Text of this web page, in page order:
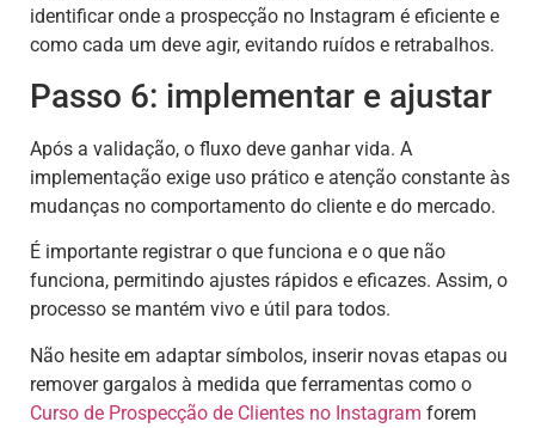
identificar onde a prospecção no Instagram é eficiente e
como cada um deve agir, evitando ruídos e retrabalhos.
Passo 6: implementar e ajustar
Após a validação, o fluxo deve ganhar vida. A
implementação exige uso prático e atenção constante às
mudanças no comportamento do cliente e do mercado.
É importante registrar o que funciona e o que não
funciona, permitindo ajustes rápidos e eficazes. Assim, o
processo se mantém vivo e útil para todos.
Não hesite em adaptar símbolos, inserir novas etapas ou
remover gargalos à medida que ferramentas como o
Curso de Prospecção de Clientes no Instagram forem